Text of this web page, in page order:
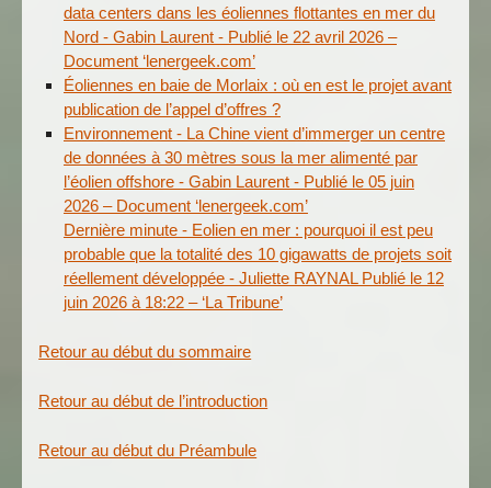
data centers dans les éoliennes flottantes en mer du
Nord - Gabin Laurent - Publié le 22 avril 2026 –
Document ‘lenergeek.com’
Éoliennes en baie de Morlaix : où en est le projet avant
publication de l’appel d’offres ?
Environnement - La Chine vient d’immerger un centre
de données à 30 mètres sous la mer alimenté par
l’éolien offshore - Gabin Laurent - Publié le 05 juin
2026 – Document ‘lenergeek.com’
Dernière minute - Eolien en mer : pourquoi il est peu
probable que la totalité des 10 gigawatts de projets soit
réellement développée - Juliette RAYNAL Publié le 12
juin 2026 à 18:22 – ‘La Tribune’
Retour au début du sommaire
Retour au début de l’introduction
Retour au début du Préambule